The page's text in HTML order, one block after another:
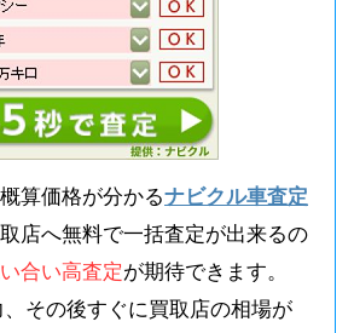
算価格が分かるナビクル車査定
店へ無料で一括査定が出来るの
合い高査定が期待できます。
その後すぐに買取店の相場が